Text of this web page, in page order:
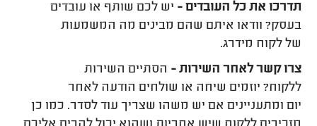
תדרכו את כל העובדים - יש לכם שותף או עובדים
בעסק? וודאו איתם שהם מבינים מה המשמעות
של לקוח מידרג.
צרו קשר לאחר השירות - הסתיים השירות
ללקוח? יוזמים שיחה או שולחים הודעה לאחר
יום ומתעניינים אם יש משהו שצריך עוד לסדר. כמו כן